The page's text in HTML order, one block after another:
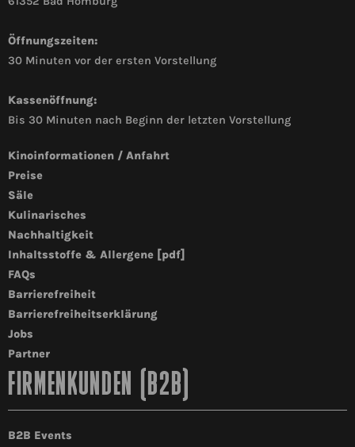
Öffnungszeiten:
30 Minuten vor der ersten Vorstellung
Kassenöffnung:
Bis 30 Minuten nach Beginn der letzten Vorstellung
Kinoinformationen / Anfahrt
Preise
Säle
Kulinarisches
Nachhaltigkeit
Inhaltsstoffe & Allergene [pdf]
FAQs
Barrierefreiheit
Barrierefreiheitserklärung
Jobs
Partner
FIRMENKUNDEN (B2B)
B2B Events